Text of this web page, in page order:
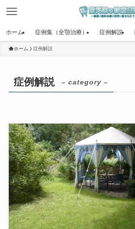
ホーム 症例集（全顎治療） 症例解説
ホーム 症例解説
症例解説 – category –